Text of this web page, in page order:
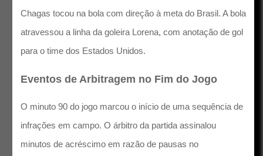
Chagas tocou na bola com direção à meta do Brasil. A bola
atravessou a linha da goleira Lorena, com anotação de gol
para o time dos Estados Unidos.
Eventos de Arbitragem no Fim do Jogo
O minuto 90 do jogo marcou o início de uma sequência de
infrações em campo. O árbitro da partida assinalou
minutos de acréscimo em razão de pausas no